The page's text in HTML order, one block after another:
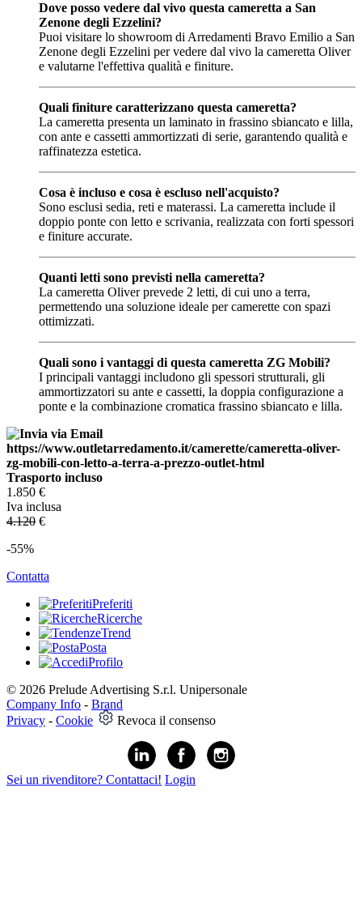
Dove posso vedere dal vivo questa cameretta a San
Zenone degli Ezzelini?
Puoi visitare lo showroom di Arredamenti Bravo Emilio a San
Zenone degli Ezzelini per vedere dal vivo la cameretta Oliver
e valutarne l'effettiva qualità e finiture.
Quali finiture caratterizzano questa cameretta?
La cameretta presenta un laminato in frassino sbiancato e lilla,
con ante e cassetti ammortizzati di serie, garantendo qualità e
raffinatezza estetica.
Cosa è incluso e cosa è escluso nell'acquisto?
Sono esclusi sedia, reti e materassi. La cameretta include il
doppio ponte con letto e scrivania, realizzata con forti spessori
e finiture accurate.
Quanti letti sono previsti nella cameretta?
La cameretta Oliver prevede 2 letti, di cui uno a terra,
permettendo una soluzione ideale per camerette con spazi
ottimizzati.
Quali sono i vantaggi di questa cameretta ZG Mobili?
I principali vantaggi includono gli spessori strutturali, gli
ammortizzatori su ante e cassetti, la doppia configurazione a
ponte e la combinazione cromatica frassino sbiancato e lilla.
Trasporto incluso
1.850 €
Iva inclusa
4.120 €
-55%
Contatta
Preferiti
Ricerche
Trend
Posta
Profilo
© 2026 Prelude Advertising S.r.l. Unipersonale
Company Info - Brand
Privacy - Cookie Revoca il consenso
Sei un rivenditore? Contattaci! Login